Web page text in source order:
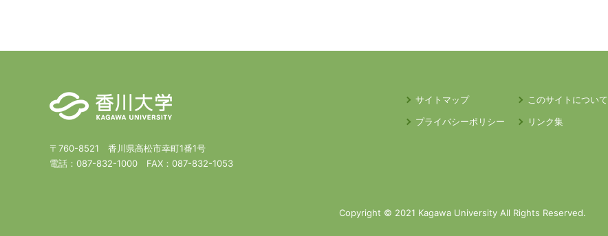
〒760-8521 香川県高松市幸町1番1号
電話： 087-832-1000 FAX： 087-832-1053
サイトマップ このサイトについて
プライバシーポリシー
リンク集
Copyright © 2021 Kagawa University All Rights Reserved.